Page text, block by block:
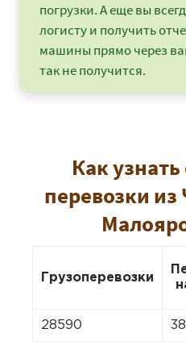
погрузки. А еще вы
логисту и получить
машины прямо через
так не получится.
Как
перевозки
Грузоперевозки
28590